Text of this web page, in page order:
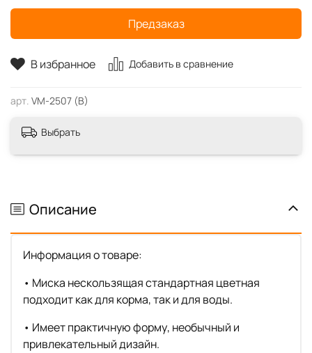
В избранное Добавить в сравнение
арт. VM-2507 (B)
Предзаказ
Выбрать
Описание
Информация о товаре:
• Миска нескользящая стандартная цветная
подходит как для корма, так и для воды.
• Имеет практичную форму, необычный и
привлекательный дизайн.